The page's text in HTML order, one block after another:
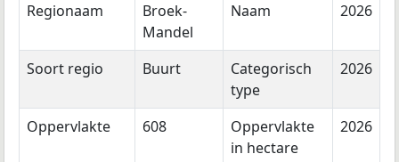
Regionaam
Broek-
Mandel
Naam 2026
Soort regio Buurt
Categorisch
type
2026
Oppervlakte 608
Oppervlakte
in hectare
2026